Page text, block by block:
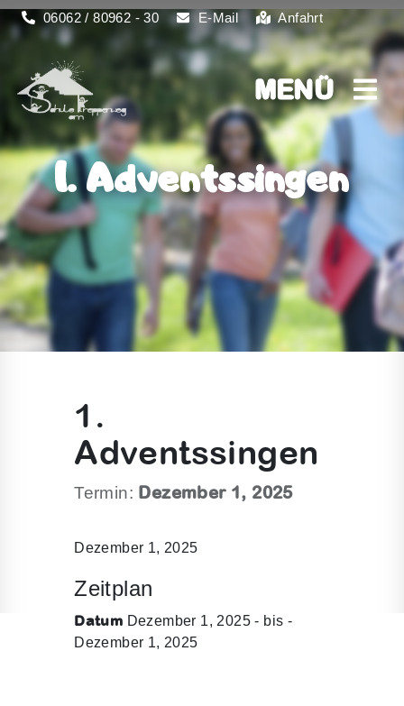
06062 / 80962 - 30 E-Mail Anfahrt
MENÜ
MENÜ
1. Adventssingen
1.
Adventssingen
Termin: Dezember 1, 2025
Dezember 1, 2025
Zeitplan
Datum Dezember 1, 2025 - bis -
Dezember 1, 2025